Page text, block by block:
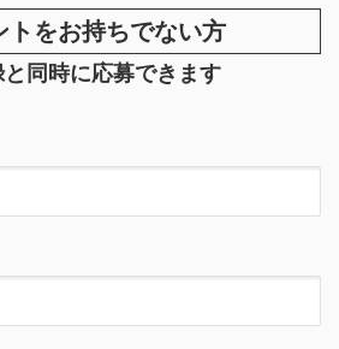
トをお持ちでない方
同時に応募できます